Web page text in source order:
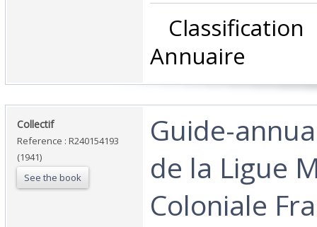
Annuaire‎
‎Collectif‎
Reference : R240154193
(1941)
See the book
‎Guide-
de la Ligue
Coloniale